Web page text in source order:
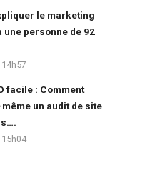
le marketing
une personne de 92
facile : Comment
un audit de site